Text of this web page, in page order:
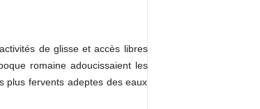
de glisse et accès libres
romaine adoucissaient les
plus fervents adeptes des eaux